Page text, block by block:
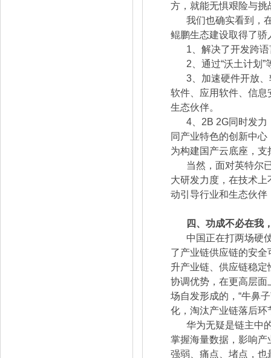
方，就能无惧艰险与挑
我们也确实看到，
鲲鹏生态建设取得了
1、解决了开发跨
2、通过“沃土计划
3、加速硬件开放
软件、应用软件、信
生态伙伴。
4、2B 2G同时发
同产业特色的创新中
为构建国产云底座，
当然，面对英特尔
大研发力度，在技术
动引导行业和生态伙
四、功成不必在我
中国正在打两场硬
了产业链供应链的安全
升产业链、供应链稳
协调优势，在更高层
场自发形成的，“牛鼻
化，淘汰产业链落后
华为无疑是链主中
掌握海量数据，影响
强弱、痛点、堵点，也